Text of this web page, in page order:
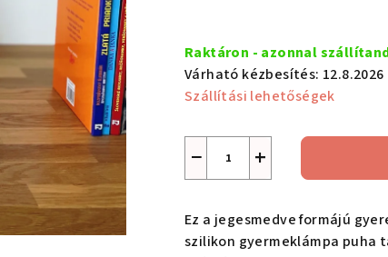
Raktáron - azonnal
Várható kézbesítés: 12.8.2026
Szállítási lehetőségek
+
−
Ez a jegesmedve formájú
szilikon gyermeklámpa puha